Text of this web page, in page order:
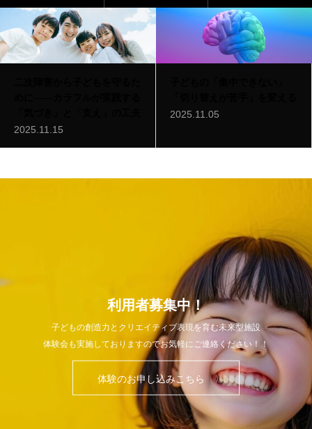
2025.11.15
2025.11.05
利用者募集中！
子どもの創造力とクリエイティブ表現を育む未来型施設
体験会も実施しておりますのでお気軽にご連絡ください！！
体験のお申し込みこちら 〉